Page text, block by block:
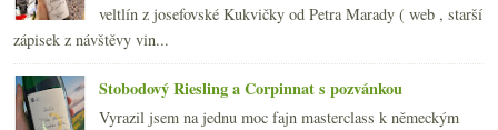
veltlín z josefovské Kukvičky od Petra Marady ( web , starší
zápisek z návštěvy vin...
Stobodový Riesling a Corpinnat s pozvánkou
Vyrazil jsem na jednu moc fajn masterclass k německým